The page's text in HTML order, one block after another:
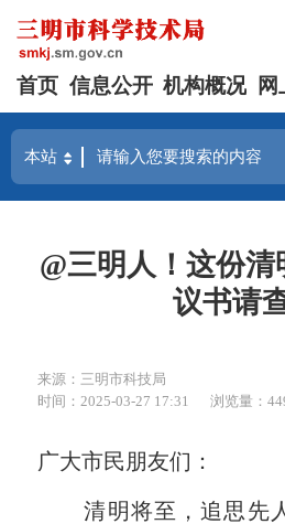
首页 信息公开 机构概况 网
@三明人！这份
议书请
来源：三明市科技局
时间：2025-03-27 17:31
浏览量：
广大市民朋友们：
清明将至，追思先人